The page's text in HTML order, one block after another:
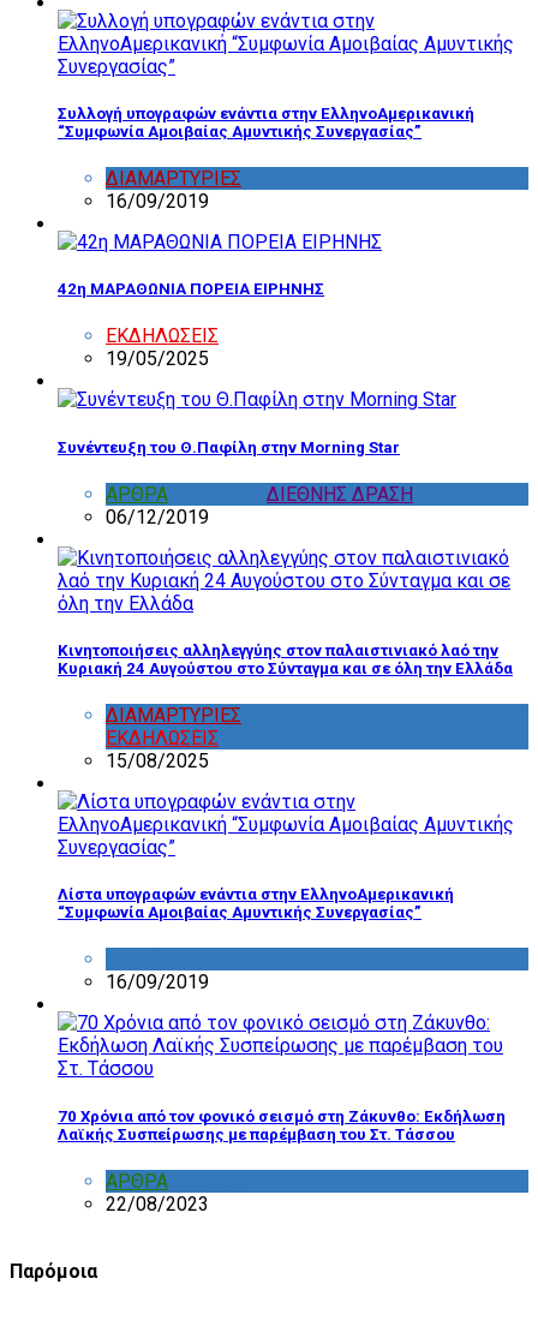
Συλλογή υπογραφών ενάντια στην ΕλληνοΑμερικανική
“Συμφωνία Αμοιβαίας Αμυντικής Συνεργασίας”
ΔΙΑΜΑΡΤΥΡΙΕΣ
16/09/2019
42η ΜΑΡΑΘΩΝΙΑ ΠΟΡΕΙΑ ΕΙΡΗΝΗΣ
ΕΚΔΗΛΩΣΕΙΣ
19/05/2025
Συνέντευξη του Θ.Παφίλη στην Morning Star
ΑΡΘΡΑ
ΔΙΕΘΝΗΣ ΔΡΑΣΗ
06/12/2019
Κινητοποιήσεις αλληλεγγύης στον παλαιστινιακό λαό την
Κυριακή 24 Αυγούστου στο Σύνταγμα και σε όλη την Ελλάδα
ΔΙΑΜΑΡΤΥΡΙΕΣ
ΕΚΔΗΛΩΣΕΙΣ
15/08/2025
Λίστα υπογραφών ενάντια στην ΕλληνοΑμερικανική
“Συμφωνία Αμοιβαίας Αμυντικής Συνεργασίας”
16/09/2019
70 Χρόνια από τον φονικό σεισμό στη Ζάκυνθο: Εκδήλωση
Λαϊκής Συσπείρωσης με παρέμβαση του Στ. Τάσσου
ΑΡΘΡΑ
22/08/2023
Παρόμοια